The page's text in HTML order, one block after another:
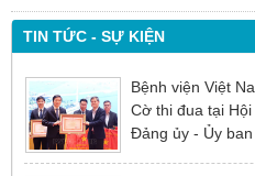
TIN TỨC - SỰ KIỆN
Bệnh viện Việt
Cờ thi đua tại
Đảng ủy - Ủy